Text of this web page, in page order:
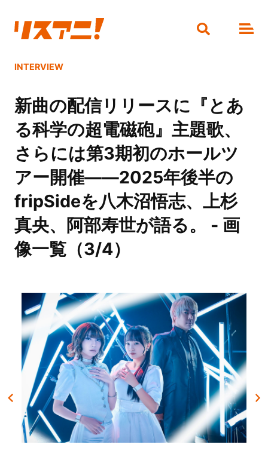
INTERVIEW
新曲の配信リリースに『とあ
る科学の超電磁砲』主題歌、
さらには第3期初のホールツ
アー開催――2025年後半の
fripSideを八木沼悟志、上杉
真央、阿部寿世が語る。 - 画
像一覧（3/4）